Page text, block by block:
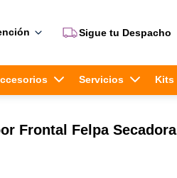
Sigue tu Despacho
Servicios Kits
Frontal Felpa Secadora